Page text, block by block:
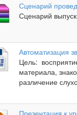
Сценарий
Сценарий
Автоматизация
Цель:
материала,
различение